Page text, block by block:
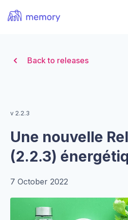
Organization Logo
Back to releases
v 2.2.3
Une nouvelle
(2.2.3)
7 October 2022